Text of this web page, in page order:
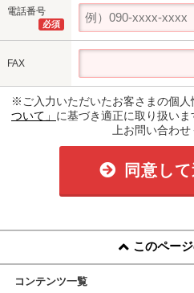
電話番号
必須
FAX
※ご入力いただいたお客さまの個人
ついて」 に基づき適正に取り扱い
上お問い合わせ
同意し
このペー
コンテンツ一覧